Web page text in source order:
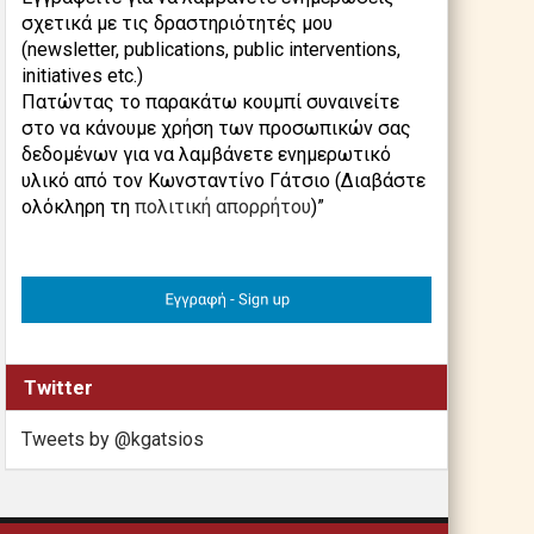
σχετικά με τις δραστηριότητές μου
(newsletter, publications, public interventions,
initiatives etc.)
Πατώντας το παρακάτω κουμπί συναινείτε
στο να κάνουμε χρήση των προσωπικών σας
δεδομένων για να λαμβάνετε ενημερωτικό
υλικό από τον Κωνσταντίνο Γάτσιο (Διαβάστε
ολόκληρη τη πολιτική απορρήτου)”
Twitter
Tweets by @kgatsios